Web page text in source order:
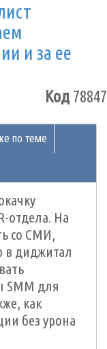
и за ее
Код78847
по теме
отдела. На
со СМИ,
в диджитал
SMM для
как
без урона